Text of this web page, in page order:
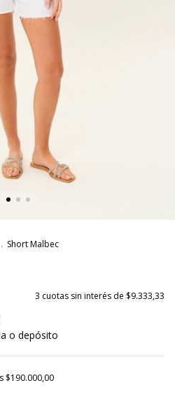
. Short Malbec
3 cuotas sin interés de $9.333,33
o depósito
$190.000,00